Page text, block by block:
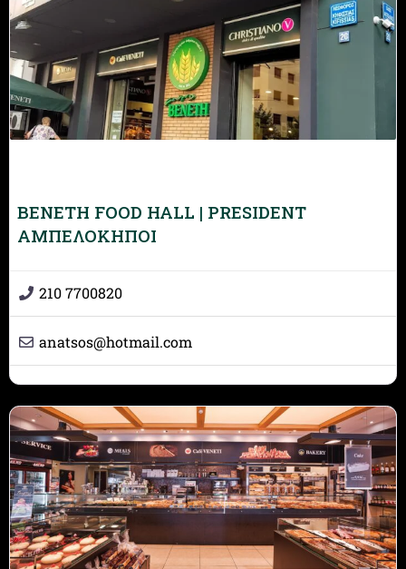
BENETH FOOD HALL | PRESIDENT
ΑΜΠΕΛΟΚΗΠΟΙ
210 7700820
anatsos@hotmail.com